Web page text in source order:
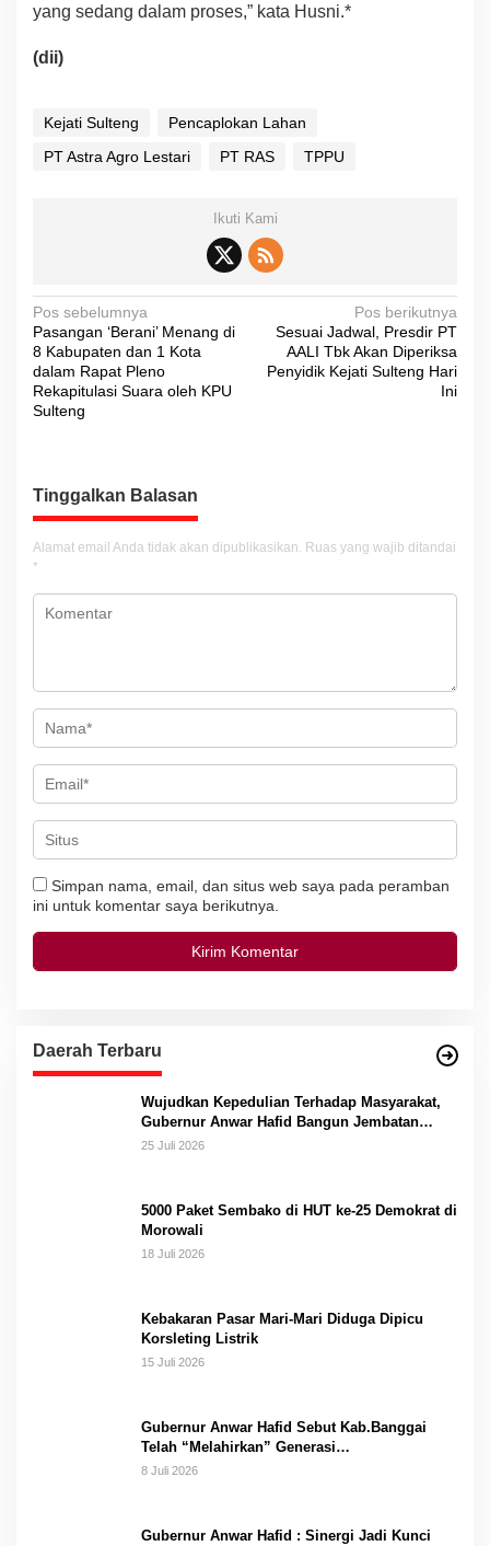
yang sedang dalam proses,” kata Husni.*
(dii)
Kejati Sulteng
Pencaplokan Lahan
PT Astra Agro Lestari
PT RAS TPPU
Ikuti Kami
N
a
v
i
s
i
p
o
s
Pos sebelumnya
Pasangan ‘Berani’ Menang di
8 Kabupaten dan 1 Kota
dalam Rapat Pleno
Rekapitulasi Suara oleh KPU
Sulteng
Pos berikutnya
Sesuai Jadwal, Presdir PT
AALI Tbk Akan Diperiksa
Penyidik Kejati Sulteng Hari
Ini
Tinggalkan Balasan
Alamat email Anda tidak akan dipublikasikan. Ruas yang wajib ditandai
*
Simpan nama, email, dan situs web saya pada peramban
ini untuk komentar saya berikutnya.
Daerah Terbaru
Wujudkan Kepedulian Terhadap Masyarakat,
Gubernur Anwar Hafid Bangun Jembatan
Gantung Masungkang dengan Dana Pribadi
25 Juli 2026
5000 Paket Sembako di HUT ke-25 Demokrat di
Morowali
18 Juli 2026
Kebakaran Pasar Mari-Mari Diduga Dipicu
Korsleting Listrik
15 Juli 2026
Gubernur Anwar Hafid Sebut Kab.Banggai
Telah “Melahirkan” Generasi…
8 Juli 2026
Gubernur Anwar Hafid : Sinergi Jadi Kunci